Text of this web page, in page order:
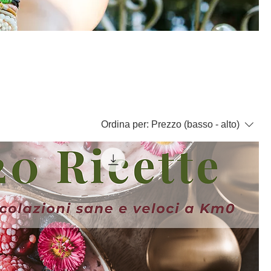
Ordina per: Prezzo (basso - alto)